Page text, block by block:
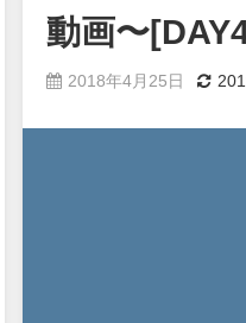
動画〜
2018年4月25日